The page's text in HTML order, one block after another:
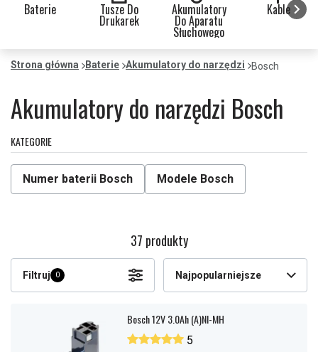
Baterie Tusze Do
Drukarek
Akumulatory
Do Aparatu
Słuchowego
Kable
Strona główna Baterie Akumulatory do narzędzi Bosch
Akumulatory do narzędzi Bosch
KATEGORIE
Numer baterii Bosch Modele Bosch
37 produkty
Filtruj 0 Najpopularniejsze
Bosch 12V 3.0Ah (A)NI-MH
5